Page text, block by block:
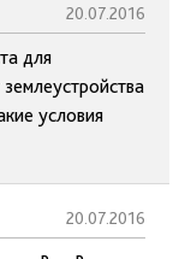
20.07.2016
для
условия
20.07.2016